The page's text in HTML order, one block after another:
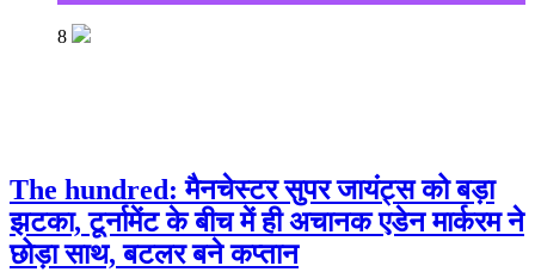
8
The hundred: मैनचेस्टर सुपर जायंट्स को बड़ा
झटका, टूर्नामेंट के बीच में ही अचानक एडेन मार्करम ने
छोड़ा साथ, बटलर बने कप्तान